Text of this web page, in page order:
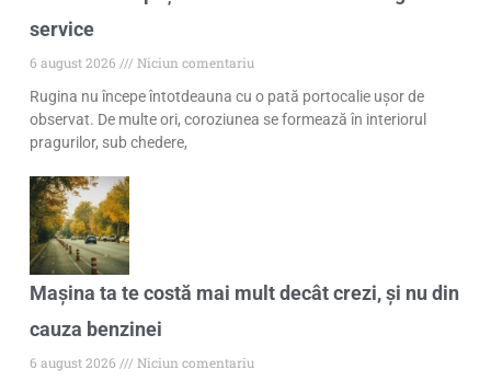
service
6 august 2026
Niciun comentariu
Rugina nu începe întotdeauna cu o pată portocalie ușor de
observat. De multe ori, coroziunea se formează în interiorul
pragurilor, sub chedere,
Mașina ta te costă mai mult decât crezi, și nu din
cauza benzinei
6 august 2026
Niciun comentariu